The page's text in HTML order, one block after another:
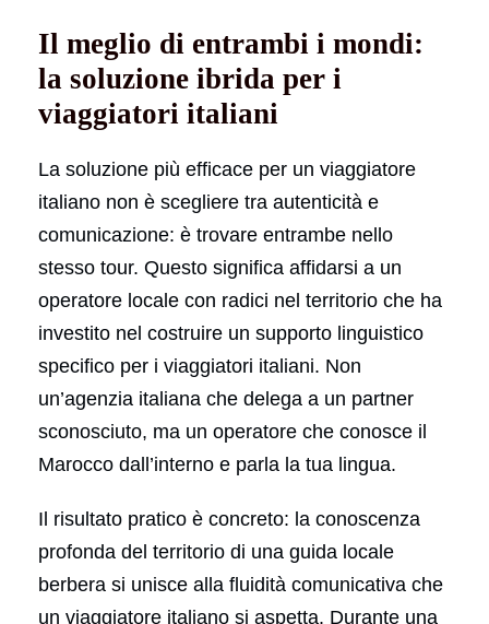
Il meglio di entrambi i mondi:
la soluzione ibrida per i
viaggiatori italiani
La soluzione più efficace per un viaggiatore
italiano non è scegliere tra autenticità e
comunicazione: è trovare entrambe nello
stesso tour. Questo significa affidarsi a un
operatore locale con radici nel territorio che ha
investito nel costruire un supporto linguistico
specifico per i viaggiatori italiani. Non
un’agenzia italiana che delega a un partner
sconosciuto, ma un operatore che conosce il
Marocco dall’interno e parla la tua lingua.
Il risultato pratico è concreto: la conoscenza
profonda del territorio di una guida locale
berbera si unisce alla fluidità comunicativa che
un viaggiatore italiano si aspetta. Durante una